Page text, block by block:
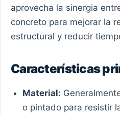
aprovecha la sinergia
concreto para mejorar la
estructural y reducir
Características
Material:
o pintado para resistir